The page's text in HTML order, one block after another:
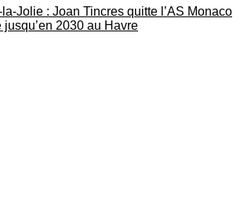
la-Jolie : Joan Tincres quitte l’AS Monaco
jusqu’en 2030 au Havre